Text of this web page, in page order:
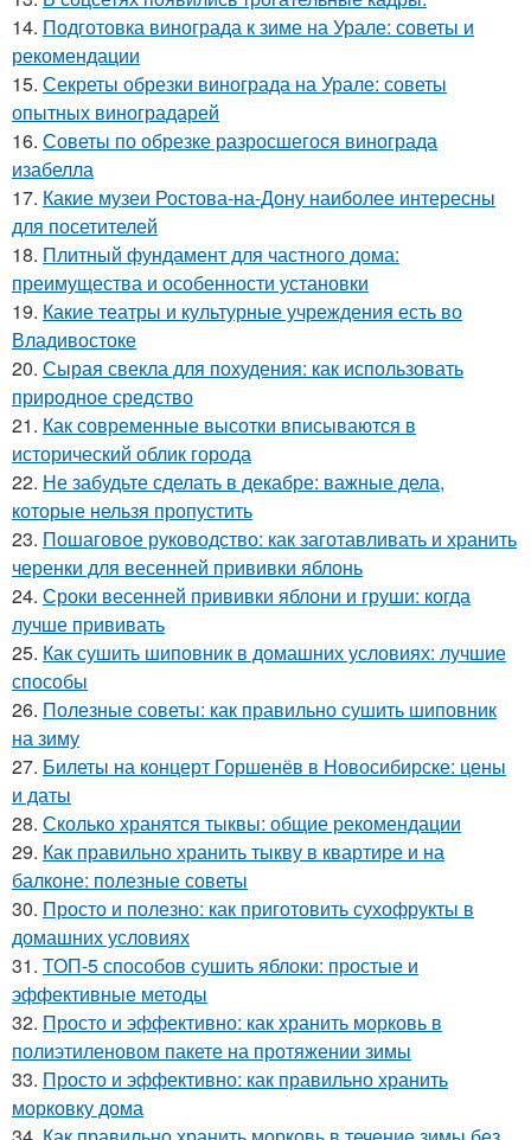
14. Подготовка винограда к зиме на Урале: советы и
рекомендации
15. Секреты обрезки винограда на Урале: советы
опытных виноградарей
16. Советы по обрезке разросшегося винограда
изабелла
17. Какие музеи Ростова-на-Дону наиболее интересны
для посетителей
18. Плитный фундамент для частного дома:
преимущества и особенности установки
19. Какие театры и культурные учреждения есть во
Владивостоке
20. Сырая свекла для похудения: как использовать
природное средство
21. Как современные высотки вписываются в
исторический облик города
22. Не забудьте сделать в декабре: важные дела,
которые нельзя пропустить
23. Пошаговое руководство: как заготавливать и хранить
черенки для весенней прививки яблонь
24. Сроки весенней прививки яблони и груши: когда
лучше прививать
25. Как сушить шиповник в домашних условиях: лучшие
способы
26. Полезные советы: как правильно сушить шиповник
на зиму
27. Билеты на концерт Горшенёв в Новосибирске: цены
и даты
28. Сколько хранятся тыквы: общие рекомендации
29. Как правильно хранить тыкву в квартире и на
балконе: полезные советы
30. Просто и полезно: как приготовить сухофрукты в
домашних условиях
31. ТОП-5 способов сушить яблоки: простые и
эффективные методы
32. Просто и эффективно: как хранить морковь в
полиэтиленовом пакете на протяжении зимы
33. Просто и эффективно: как правильно хранить
морковку дома